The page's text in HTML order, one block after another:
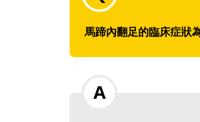
馬蹄內翻足的臨床症狀